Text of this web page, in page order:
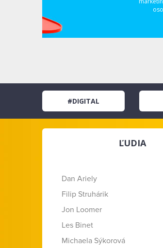
#DIGITAL
ĽUDIA
Dan Ariely
Filip Struhárik
Jon Loomer
Les Binet
Michaela Sýkorová